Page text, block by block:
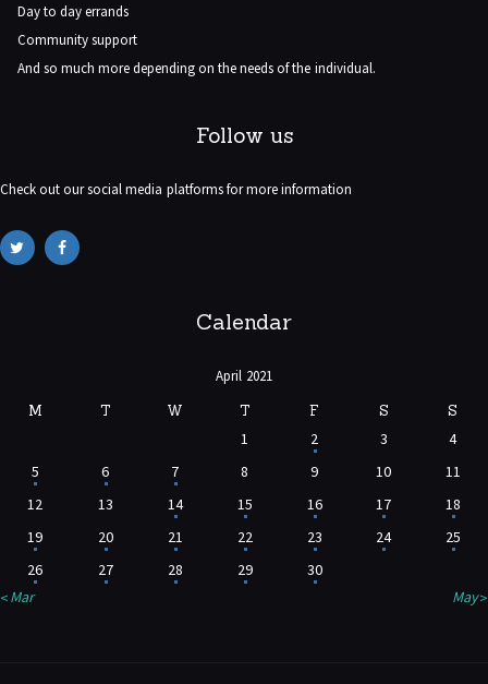
Day to day errands
Community support
And so much more depending on the needs of the individual.
Follow us
Check out our social media platforms for more information
Calendar
April 2021
M
T W T F S S
1 2 3
4
5
6 7 8 9 10
11
12
13 14 15 16 17
18
19
20 21 22 23 24
25
26
27 28 29
30
« Mar
May »